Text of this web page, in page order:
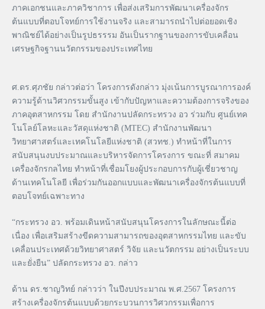
ภาคเอกชนและภาควิชาการ เพื่อส่งเสริมการพัฒนาเครื่องจักร
ต้นแบบที่ตอบโจทย์การใช้งานจริง และสามารถนำไปต่อยอดเชิง
พาณิชย์ได้อย่างเป็นรูปธรรรม อันเป็นรากฐานของการขับเคลื่อน
เศรษฐกิจฐานนวัตกรรมของประเทศไทย
ศ.ดร.ศุภชัย กล่าวต่อว่า โครงการดังกล่าว มุ่งเน้นการบูรณาการองค์
ความรู้ด้านวิศวกรรมขั้นสูง เข้ากับปัญหาและความต้องการจริงของ
ภาคอุตสาหกรรม โดย สำนักงานปลัดกระทรวง อว ร่วมกับ ศูนย์เทค
โนโลย์โลหะและวัสดุแห่งชาติ (MTEC) สำนักงานพัฒนา
วิทยาศาสตร์และเทคโนโลยีแห่งชาติ (สวทช.) ทำหน้าที่ในการ
สนับสนุนงบประมาณและบริหารจัดการโครงการ ขณะที่ สมาคม
เครื่องจักรกลไทย ทำหน้าที่เชื่อมโยงผู้ประกอบการกับผู้เชี่ยวชาญ
ด้านเทคโนโลยี เพื่อร่วมกันออกแบบและพัฒนาเครื่องจักรต้นแบบที่
ตอบโจทย์เฉพาะทาง
“กระทรวง อว. พร้อมเดินหน้าสนับสนุนโครงการในลักษณะนี้ต่อ
เนื่อง เพื่อเสริมสร้างขีดความสามารถของอุตสาหกรรมไทย และขับ
เคลื่อนประเทศด้วยวิทยาศาสตร์ วิจัย และนวัตกรรม อย่างเป็นระบบ
และยั่งยืน” ปลัดกระทรวง อว. กล่าว
ด้าน ดร.ชาญวิทย์ กล่าวว่า ในปีงบประมาณ พ.ศ.2567 โครงการ
สร้างเครื่องจักรต้นแบบด้วยกระบวนการวิศวกรรมเพื่อการ